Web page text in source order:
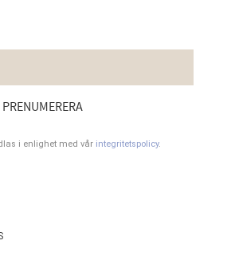
PRENUMERERA
i enlighet med vår integritetspolicy.